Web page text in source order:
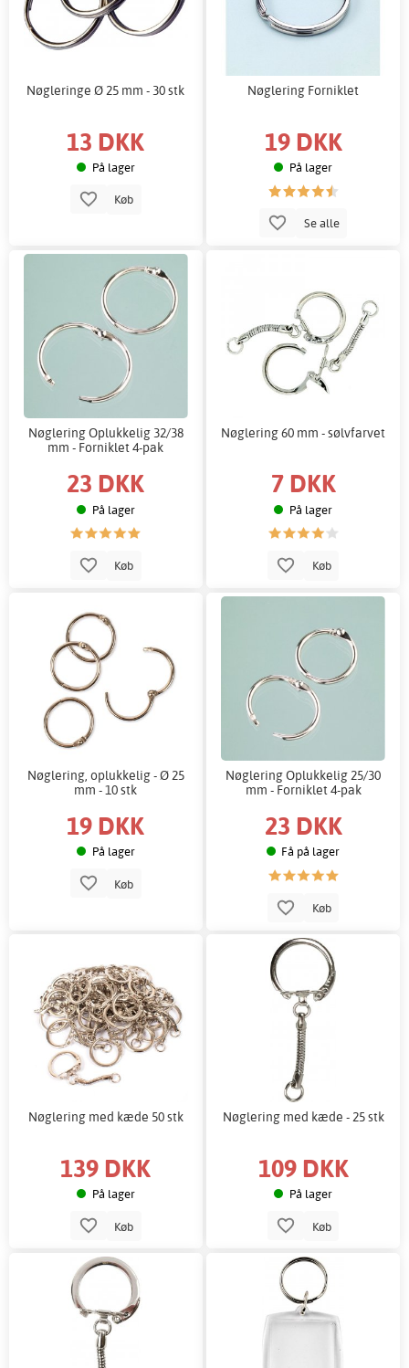
Nøgleringe Ø 25 mm - 30 stk
13 DKK
På lager
Køb
Nøglering Forniklet
19 DKK
På lager
Se alle
Nøglering Oplukkelig 32/38
mm - Forniklet 4-pak
23 DKK
På lager
Køb
Nøglering 60 mm - sølvfarvet
7 DKK
På lager
Køb
Nøglering, oplukkelig - Ø 25
mm - 10 stk
19 DKK
På lager
Køb
Nøglering Oplukkelig 25/30
mm - Forniklet 4-pak
23 DKK
Få på lager
Køb
Nøglering med kæde 50 stk
139 DKK
På lager
Køb
Nøglering med kæde - 25 stk
109 DKK
På lager
Køb